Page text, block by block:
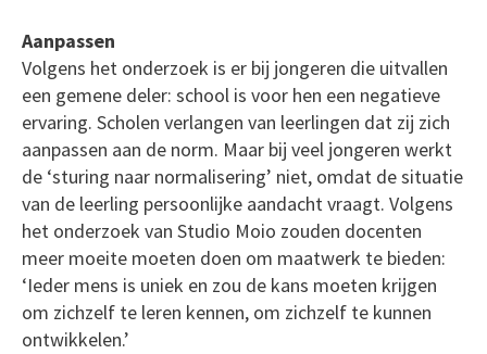
Aanpassen
Volgens het onderzoek is er bij jongeren die uitvallen
een gemene deler: school is voor hen een negatieve
ervaring. Scholen verlangen van leerlingen dat zij zich
aanpassen aan de norm. Maar bij veel jongeren werkt
de ‘sturing naar normalisering’ niet, omdat de situatie
van de leerling persoonlijke aandacht vraagt. Volgens
het onderzoek van Studio Moio zouden docenten
meer moeite moeten doen om maatwerk te bieden:
‘Ieder mens is uniek en zou de kans moeten krijgen
om zichzelf te leren kennen, om zichzelf te kunnen
ontwikkelen.’